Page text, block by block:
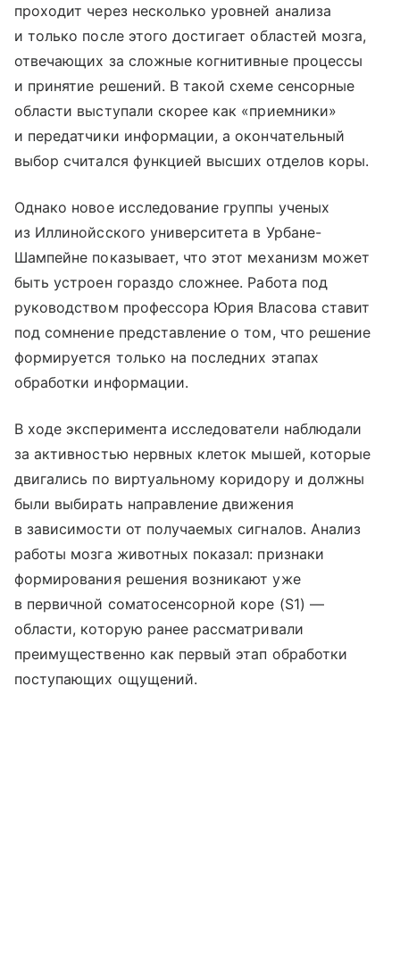
проходит через несколько уровней анализа
и только после этого достигает областей мозга,
отвечающих за сложные когнитивные процессы
и принятие решений. В такой схеме сенсорные
области выступали скорее как «приемники»
и передатчики информации, а окончательный
выбор считался функцией высших отделов коры.
Однако новое исследование группы ученых
из Иллинойсского университета в Урбане-
Шампейне показывает, что этот механизм может
быть устроен гораздо сложнее. Работа под
руководством профессора Юрия Власова ставит
под сомнение представление о том, что решение
формируется только на последних этапах
обработки информации.
В ходе эксперимента исследователи наблюдали
за активностью нервных клеток мышей, которые
двигались по виртуальному коридору и должны
были выбирать направление движения
в зависимости от получаемых сигналов. Анализ
работы мозга животных показал: признаки
формирования решения возникают уже
в первичной соматосенсорной коре (S1) —
области, которую ранее рассматривали
преимущественно как первый этап обработки
поступающих ощущений.